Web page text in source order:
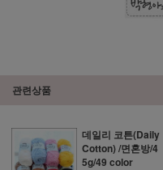
관련상품
데일리 코튼(Daily
Cotton) /면혼방/4
5g/49 color